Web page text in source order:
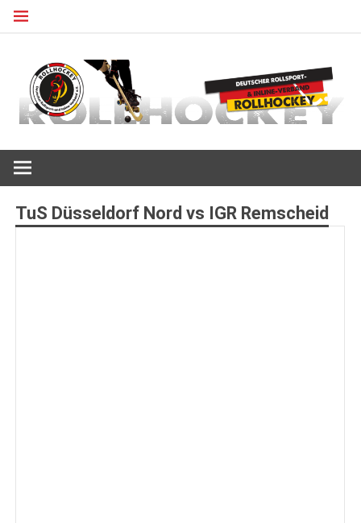
Zum
TuS Düsseldorf Nord vs IGR Remscheid